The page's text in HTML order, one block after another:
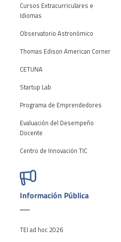
Cursos Extracurriculares e
Idiomas
Observatorio Astronómico
Thomas Edison American Corner
CETUNA
Startup Lab
Programa de Emprendedores
Evaluación del Desempeño
Docente
Centro de Innovación TIC
Información Pública
TEI ad hoc 2026